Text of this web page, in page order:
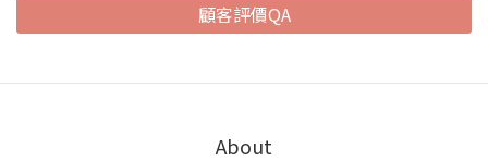
顧客評價QA
About